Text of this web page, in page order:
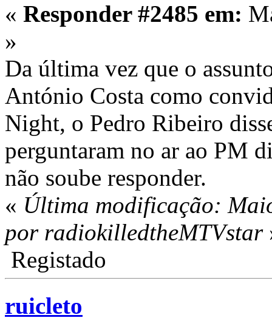
« Responder #2485 em:
»
Da última vez que o
António Costa como
Night, o Pedro Ribeiro
perguntaram no ar ao PM
não soube responder.
« Última modificação:
por radiokilledtheMTVstar
Registado
ruicleto